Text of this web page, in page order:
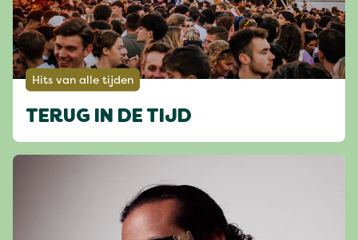
Hits van alle tijden
TERUG IN DE TIJD